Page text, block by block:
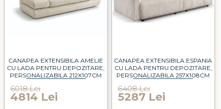
CANAPEA EXTENSIBILA AMELIE
CU LADA PENTRU DEPOZITARE,
PERSONALIZABILA 212X107CM
6018 Lei
4814 Lei
CANAPEA EXTENSIBILA ESPANIA
CU LADA PENTRU DEPOZITARE,
PERSONALIZABILA 257X108CM
6408 Lei
5287 Lei